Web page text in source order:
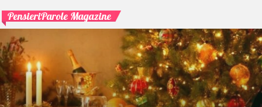
PensieriParole Magazine